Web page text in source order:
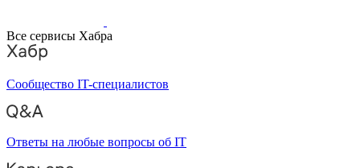
Все сервисы Хабра
Сообщество IT-специалистов
Ответы на любые вопросы об IT